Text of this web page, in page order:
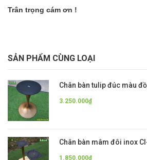
Trân trọng cám ơn !
SẢN PHẨM CÙNG LOẠI
Chân bàn tulip đúc màu
3.250.000₫
Chân bàn mâm đôi inox
1.850.000₫